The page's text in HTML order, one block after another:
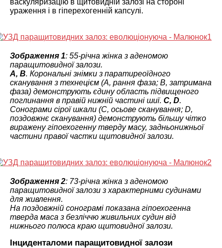
ураження і в гіперехогенній капсулі.
Зображення 1: 55-річна жінка з аденомою
паращитовидної залози.
А, В. Корональні знімки з паратиреоїдного
сканування з технецієм (A, рання фаза; B, затримана
фаза) демонструють єдину область підвищеного
поглинання в правій нижній частині шиї. C, D.
Сонограми сірої шкали (C, осьове сканування; D,
поздовжнє сканування) демонструють більшу чітко
виражену гіпоехогенну тверду масу, задньонижньої
частини правої частки щитовидної залози.
Зображення 2: 73-річна жінка з аденомою
паращитовидної залози з характерними судинами
для живлення.
На поздовжній сонограмі показана гіпоехогенна
тверда маса з безліччю живильних судин від
нижнього полюса краю щитовидної залози.
Інциденталоми паращитовидної залози